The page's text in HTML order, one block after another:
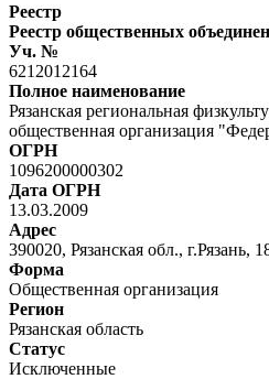
Реестр
Реестр общественных
Уч. №
6212012164
Полное наименование
Рязанская региональная
общественная организация
ОГРН
1096200000302
Дата ОГРН
13.03.2009
Адрес
390020, Рязанская обл.,
Форма
Общественная организация
Регион
Рязанская область
Статус
Исключенные